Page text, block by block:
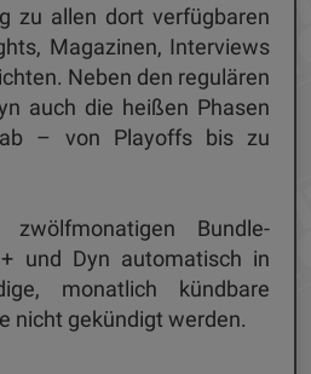
zu allen dort verfügbaren
Magazinen, Interviews
Neben den regulären
auch die heißen Phasen
– von Playoffs bis zu
Bundle-
und Dyn automatisch in
monatlich kündbare
nicht gekündigt werden.